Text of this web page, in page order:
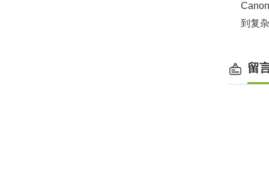
到复
留